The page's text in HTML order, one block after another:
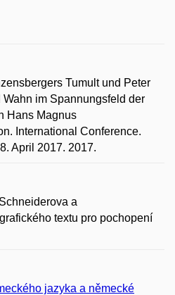
Tumult und Peter
im Spannungsfeld der
Hans Magnus
International Conference.
April 2017. 2017.
a
textu pro pochopení
jazyka a německé